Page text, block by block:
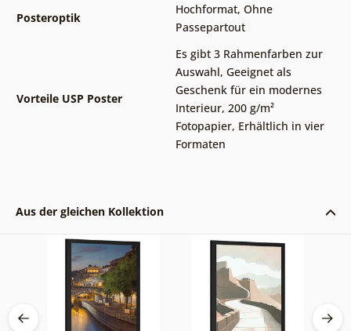
Posteroptik
Hochformat, Ohne
Passepartout
Vorteile USP Poster
Es gibt 3 Rahmenfarben zur
Auswahl, Geeignet als
Geschenk für ein modernes
Interieur, 200 g/m²
Fotopapier, Erhältlich in vier
Formaten
Aus der gleichen Kollektion